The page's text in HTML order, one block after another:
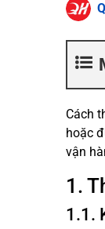
Cách
hoặc
vận
1.
1.1.